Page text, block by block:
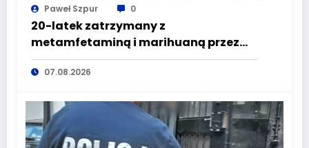
Paweł Szpur 0
20-latek zatrzymany z
metamfetaminą i marihuaną przez
głuszyckich policjantów
07.08.2026